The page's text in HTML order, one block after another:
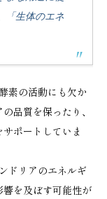
「生体のエネ
素の活動にも欠か
品質を保ったり、
ポートしていま
ドリアのエネルギ
を及ぼす可能性が